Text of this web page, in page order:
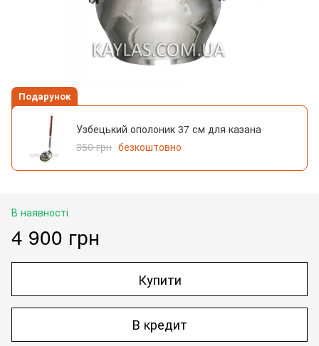
Подарунок
Узбецький ополоник 37 см для казана
350 грн безкоштовно
В наявності
4 900 грн
Купити
В кредит